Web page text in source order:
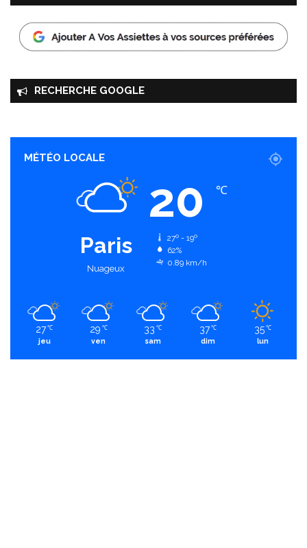
RECHERCHE GOOGLE
MÉTÉO LOCALE
Paris
Nuageux
20 ℃
27º - 19º
62%
0.89 km/h
27 ℃
jeu
29 ℃
ven
33 ℃
sam
37 ℃
dim
35 ℃
lun